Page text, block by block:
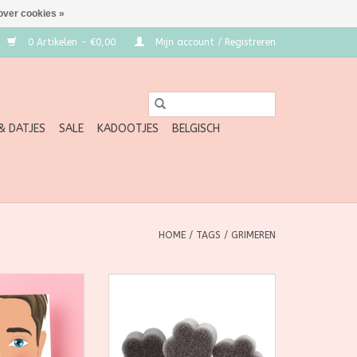
0 Artikelen - €0,00 Mijn account / Registreren
DATJES SALE KADOOTJES
BELGISCH
HOME / TAGS / GRIMEREN
de perfecte
Je kan
oefenen,
je mooiste
cookies »